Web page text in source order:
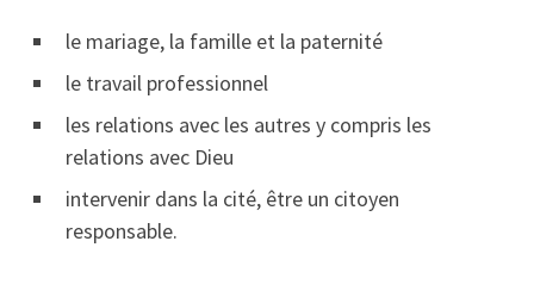
le mariage, la famille et la paternité
le travail professionnel
les relations avec les autres y compris les
relations avec Dieu
intervenir dans la cité, être un citoyen
responsable.